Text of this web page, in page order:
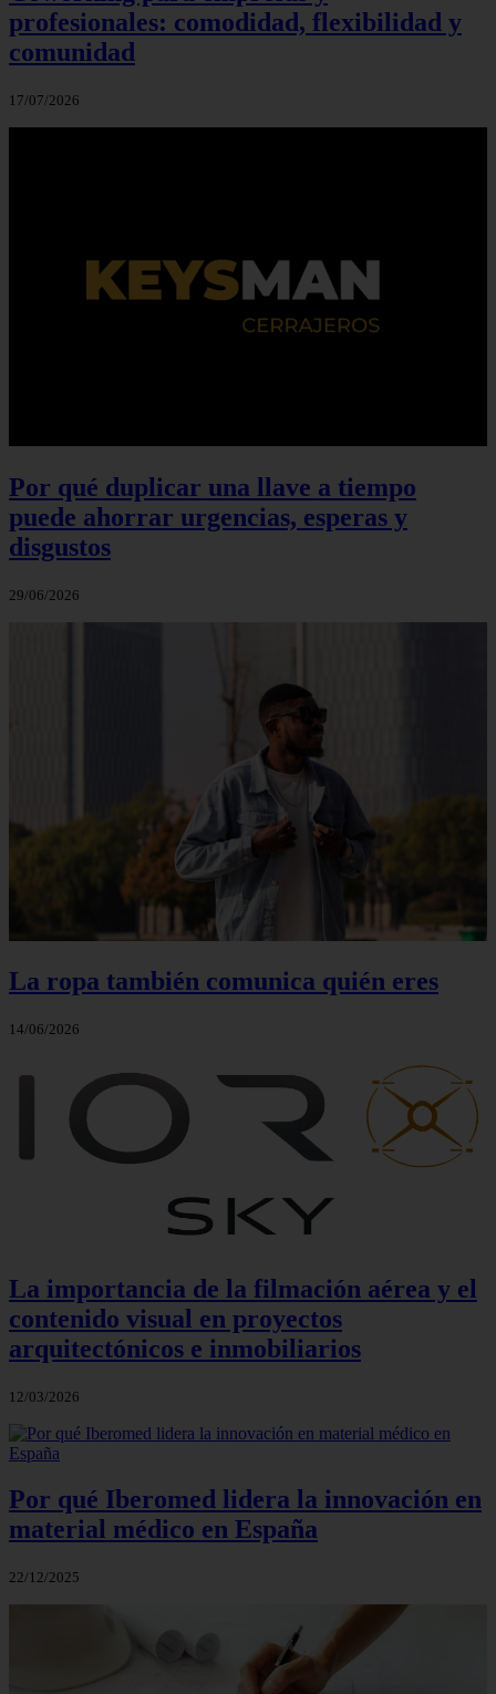
profesionales: comodidad, flexibilidad y
comunidad
17/07/2026
Por qué duplicar una llave a tiempo
puede ahorrar urgencias, esperas y
disgustos
29/06/2026
La ropa también comunica quién eres
14/06/2026
La importancia de la filmación aérea y el
contenido visual en proyectos
arquitectónicos e inmobiliarios
12/03/2026
Por qué Iberomed lidera la innovación en
material médico en España
22/12/2025